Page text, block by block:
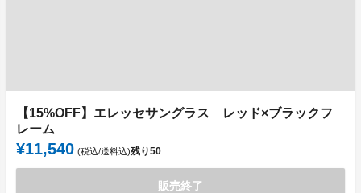
【15%OFF】エレッセサングラス レッド×ブラックフ
レーム
¥11,540 (税込/送料込)残り50
販売終了